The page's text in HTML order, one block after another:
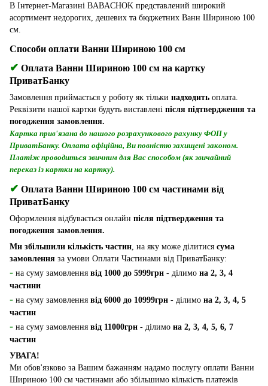
В Інтернет-Магазині BABACHOK представлений широкий
асортимент недорогих, дешевих та бюджетних Ванн Шириною 100
см.
Способи оплати Ванни Шириною 100 см
✔ Оплата Ванни Шириною 100 см на картку
ПриватБанку
Замовлення приймається у роботу як тільки надходить оплата.
Реквізити нашої картки будуть виставлені після підтвердження та
погодження замовлення.
Картка прив'язана до нашого розрахункового рахунку ФОП у
ПриватБанку. Оплата офіційна, Ви повністю захищені законом.
Платіж проводиться звичним для Вас способом (як звичайний
переказ із картки на картку).
✔ Оплата Ванни Шириною 100 см частинами від
ПриватБанку
Оформлення відбувається онлайн після підтвердження та
погодження замовлення.
Ми збільшили кількість частин , на яку може ділитися сума
замовлення за умови Оплати Частинами від ПриватБанку:
- на суму замовлення від 1000 до 5999грн - ділимо на 2, 3, 4
частини
- на суму замовлення від 6000 до 10999грн - ділимо на 2, 3, 4, 5
частин
- на суму замовлення від 11000грн - ділимо на 2, 3, 4, 5, 6, 7
частин
УВАГА!
Ми обов'язково за Вашим бажанням надамо послугу оплати Ванни
Шириною 100 см частинами або збільшимо кількість платежів